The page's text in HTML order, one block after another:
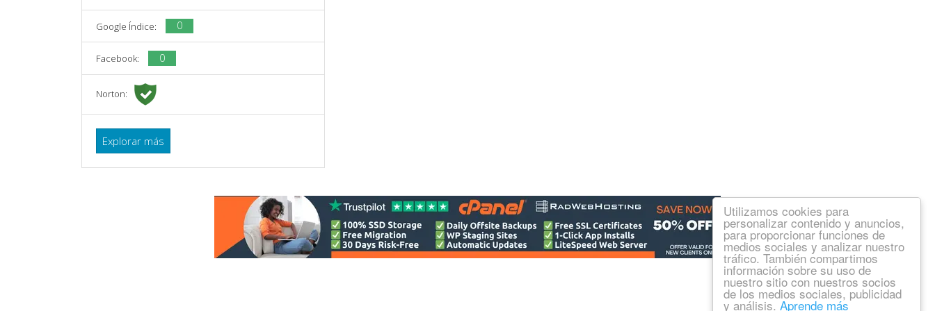
Utilizamos cookies para
personalizar contenido y anuncios,
para proporcionar funciones de
medios sociales y analizar nuestro
tráfico. También compartimos
información sobre su uso de
nuestro sitio con nuestros socios
de los medios sociales, publicidad
y análisis. Aprende más
Google Índice: 0
Facebook: 0
Norton:
Explorar más